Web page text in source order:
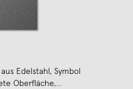
Edelstahl, Symbol
Oberfläche,